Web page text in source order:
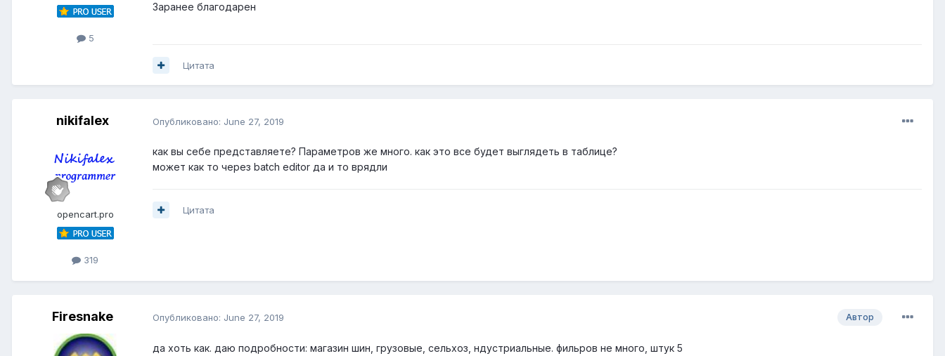
5
Заранее благодарен
Цитата
nikifalex
opencart.pro
319
Опубликовано: June 27, 2019
как вы себе представляете? Параметров же много. как это все будет выглядеть в таблице?
может как то через batch editor да и то врядли
Цитата
Firesnake Автор
Опубликовано: June 27, 2019
да хоть как. даю подробности: магазин шин, грузовые, сельхоз, ндустриальные. фильров не много, штук 5